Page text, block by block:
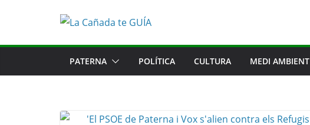
PATERNA POLÍTICA CULTURA MEDI AMBIENT